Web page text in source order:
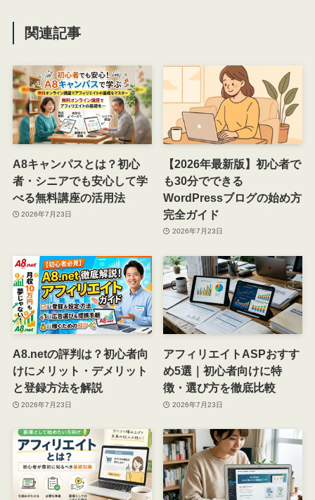
関連記事
A8キャンパスとは？初心
者・シニアでも安心して学
べる無料講座の活用法
2026年7月23日
【2026年最新版】初心者で
も30分でできる
WordPressブログの始め方
完全ガイド
2026年7月23日
A8.netの評判は？初心者向
けにメリット・デメリット
と登録方法を解説
2026年7月23日
アフィリエイトASPおすす
め5選｜初心者向けに特
徴・選び方を徹底比較
2026年7月23日